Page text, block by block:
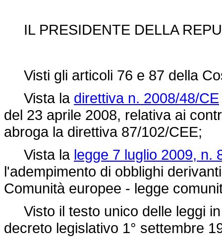
IL PRESIDENTE DELLA
Visti gli articoli 76 e 87 della
Vista la direttiva n. 2008/48/CE
del 23 aprile 2008, relativa ai
abroga la direttiva 87/102/CEE;
Vista la legge 7 luglio 2009, n.
l'adempimento di obblighi
Comunità europee - legge
Visto il testo unico delle leggi
decreto legislativo 1° settembre